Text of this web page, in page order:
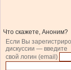
Что скажете, Аноним?
Если Вы
дискуссии — введите
свой логин (email)